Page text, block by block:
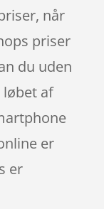
når
priser
du uden
af
er
er